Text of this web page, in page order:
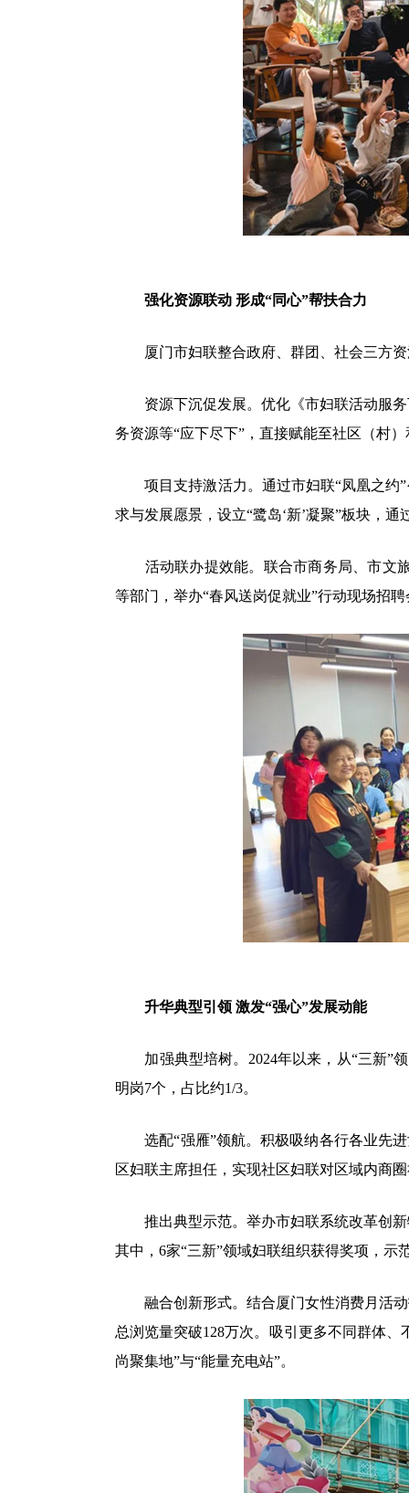
强化资源联动 形成“同心”帮扶合力
厦门市妇联整合政府、群团、社会三方资
资源下沉促发展。优化《市妇联活动服务
务资源等“应下尽下”，直接赋能至社区（村
项目支持激活力。通过市妇联“凤凰之约”
求与发展愿景，设立“鹭岛‘新’凝聚”板块，
活动联办提效能。联合市商务局、市文旅
等部门，举办“春风送岗促就业”行动现场招
升华典型引领 激发“强心”发展动能
加强典型培树。2024年以来，从“三新”领
明岗7个，占比约1/3。
选配“强雁”领航。积极吸纳各行各业先进
区妇联主席担任，实现社区妇联对区域内商
推出典型示范。举办市妇联系统改革创新
其中，6家“三新”领域妇联组织获得奖项，
融合创新形式。结合厦门女性消费月活动
总浏览量突破128万次。吸引更多不同群体
尚聚集地”与“能量充电站”。